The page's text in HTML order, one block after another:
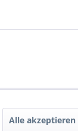
Alle akzeptieren